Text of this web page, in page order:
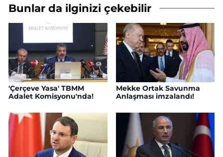
Bunlar da ilginizi çekebilir
'Çerçeve Yasa' TBMM
Adalet Komisyonu'nda!
Mekke Ortak Savunma
Anlaşması imzalandı!